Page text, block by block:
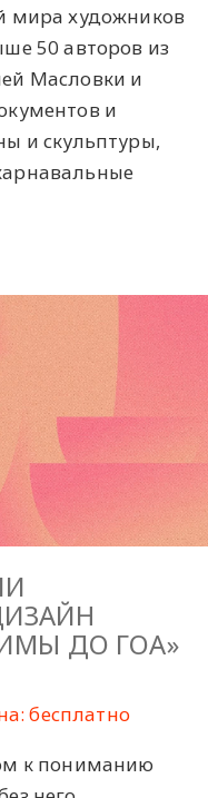
мира художников
50 авторов из
Масловки и
и
и скульптуры,
ДО ГОА»
бесплатно
к пониманию